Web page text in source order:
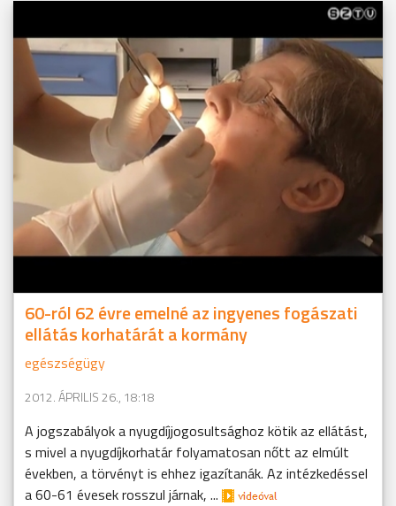
60-ról 62 évre emelné az ingyenes fogászati
ellátás korhatárát a kormány
egészségügy
2012. ÁPRILIS 26., 18:18
A jogszabályok a nyugdíjjogosultsághoz kötik az ellátást,
s mivel a nyugdíjkorhatár folyamatosan nőtt az elmúlt
években, a törvényt is ehhez igazítanák. Az intézkedéssel
a 60-61 évesek rosszul járnak, ...